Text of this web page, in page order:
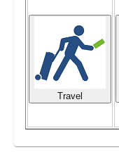
Travel